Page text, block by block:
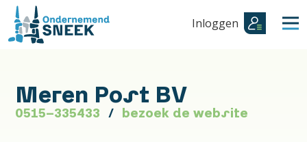
Inloggen
Meren Post BV
0515-335433 bezoek de website